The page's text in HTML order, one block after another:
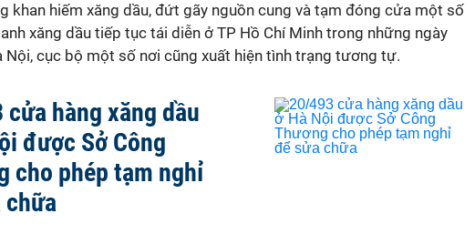
khan hiếm xăng dầu, đứt gãy nguồn cung và tạm đóng cửa một số
xăng dầu tiếp tục tái diễn ở TP Hồ Chí Minh trong những ngày
Nội, cục bộ một số nơi cũng xuất hiện tình trạng tương tự.
cửa hàng xăng dầu
được Sở Công
cho phép tạm nghỉ
chữa